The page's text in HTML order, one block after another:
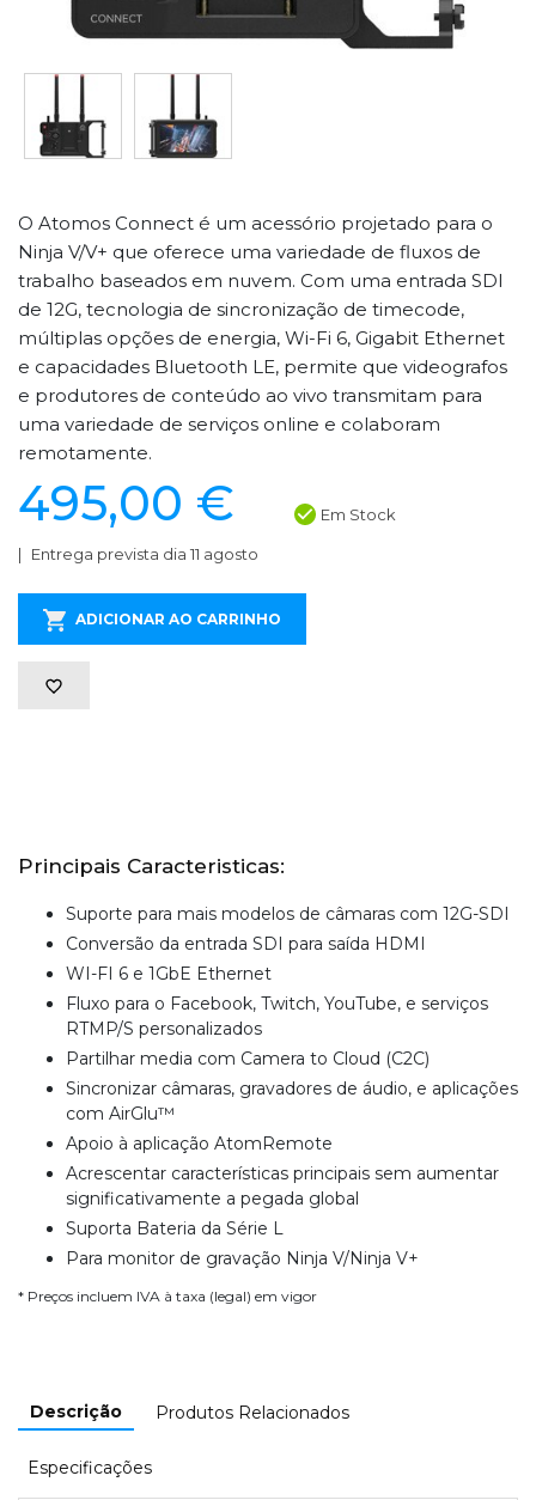
O Atomos Connect é um acessório projetado para o
Ninja V/V+ que oferece uma variedade de fluxos de
trabalho baseados em nuvem. Com uma entrada SDI
de 12G, tecnologia de sincronização de timecode,
múltiplas opções de energia, Wi-Fi 6, Gigabit Ethernet
e capacidades Bluetooth LE, permite que videografos
e produtores de conteúdo ao vivo transmitam para
uma variedade de serviços online e colaboram
remotamente.
495,00 € Em Stock
Entrega prevista dia 11 agosto
ADICIONAR AO CARRINHO
Principais Caracteristicas:
Suporte para mais modelos de câmaras com 12G-SDI
Conversão da entrada SDI para saída HDMI
WI-FI 6 e 1GbE Ethernet
Fluxo para o Facebook, Twitch, YouTube, e serviços
RTMP/S personalizados
Partilhar media com Camera to Cloud (C2C)
Sincronizar câmaras, gravadores de áudio, e aplicações
com AirGlu™
Apoio à aplicação AtomRemote
Acrescentar características principais sem aumentar
significativamente a pegada global
Suporta Bateria da Série L
Para monitor de gravação Ninja V/Ninja V+
* Preços incluem IVA à taxa (legal) em vigor
Descrição Produtos Relacionados
Especificações